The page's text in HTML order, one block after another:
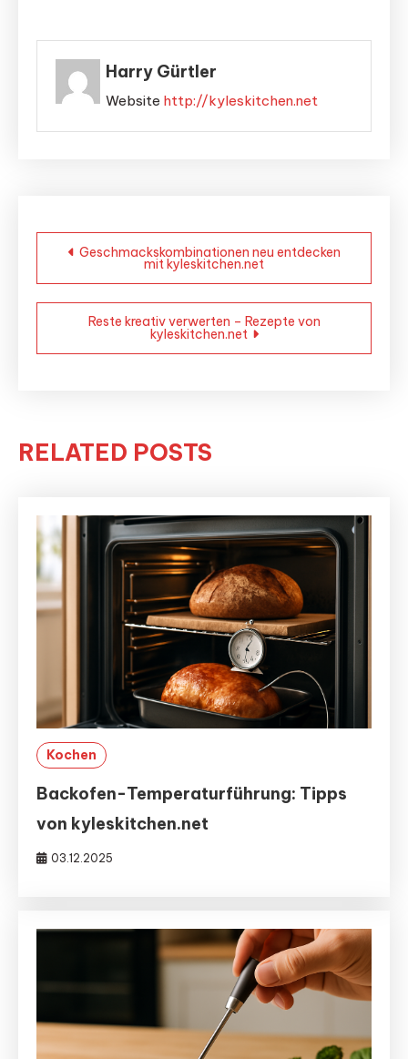
Harry Gürtler
Website http://kyleskitchen.net
Beitragsnavigation
Geschmackskombinationen neu entdecken
mit kyleskitchen.net
Reste kreativ verwerten – Rezepte von
kyleskitchen.net
RELATED POSTS
Kochen
Backofen-Temperaturführung: Tipps
von kyleskitchen.net
03.12.2025